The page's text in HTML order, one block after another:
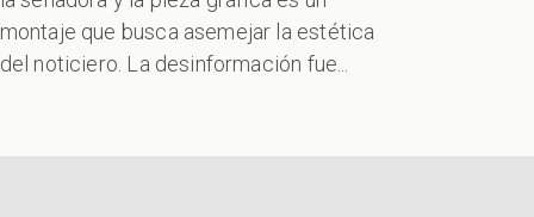
montaje que busca asemejar la estética
del noticiero. La desinformación fue...